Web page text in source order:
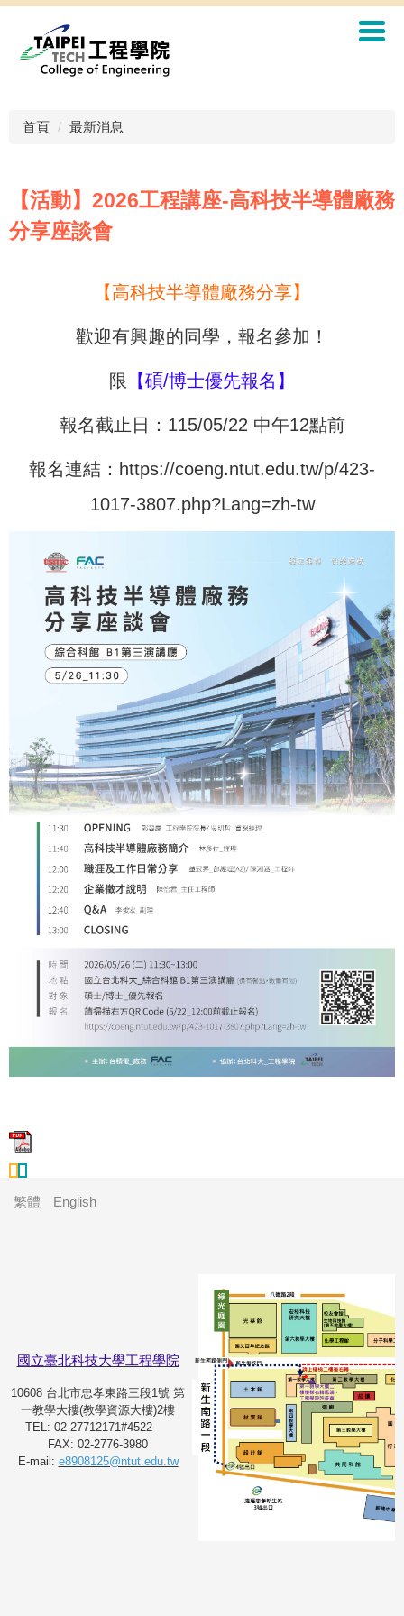
首頁 最新消息
【活動】2026工程講座-高科技半導體廠務
分享座談會
【高科技半導體廠務分享】
歡迎有興趣的同學，報名參加！
限 【碩/博士優先報名】
報名截止日：115/05/22 中午12點前
報名連結： https://coeng.ntut.edu.tw/p/423-
1017-3807.php?Lang=zh-tw
繁體 English
國立臺北科技大學工程學院
10608 台北市忠孝東路三段1號 第
一教學大樓(教學資源大樓)2樓
TEL: 02-27712171#4522
FAX: 02-2776-3980
E-mail: e8908125@ntut.edu.tw